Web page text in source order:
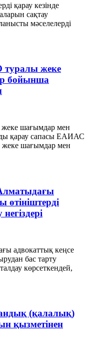
қарау кезінде
сақтау
мәселелерді
жеке
бойынша
шағымдар мен
қарау сапасы ЕАИАС
жеке шағымдар мен
адвокаттық кеңсе
бас тарту
көрсеткендей,
(қалалық)
қызметiнен